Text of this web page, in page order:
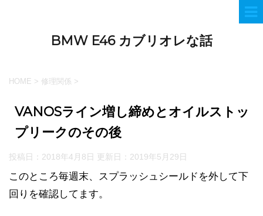
BMW E46 カブリオレな話
HOME > 修理関係 >
VANOSライン増し締めとオイルストッ
プリークのその後
投稿日：2018年4月8日 更新日： 2019年5月29日
このところ毎週末、スプラッシュシールドを外して下
回りを確認してます。